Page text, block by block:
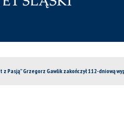
z Pasją” Grzegorz Gawlik zakończył 112-dniową